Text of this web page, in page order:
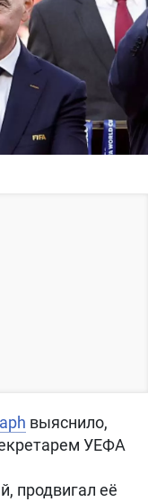
выяснило,
УЕФА
продвигал её